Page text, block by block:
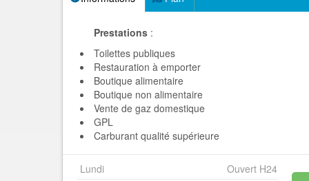
Prestations :
Toilettes publiques
Restauration à emporter
Boutique alimentaire
Boutique non alimentaire
Vente de gaz domestique
GPL
Carburant qualité supérieure
Lundi
Ouvert H24